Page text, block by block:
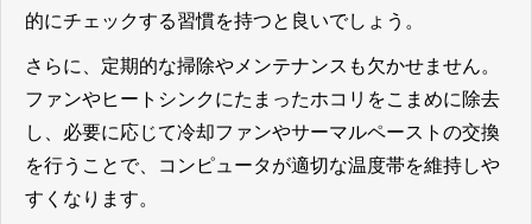
的にチェックする習慣を持つと良いでしょう。
さらに、定期的な掃除やメンテナンスも欠かせません。
ファンやヒートシンクにたまったホコリをこまめに除去
し、必要に応じて冷却ファンやサーマルペーストの交換
を行うことで、コンピュータが適切な温度帯を維持しや
すくなります。